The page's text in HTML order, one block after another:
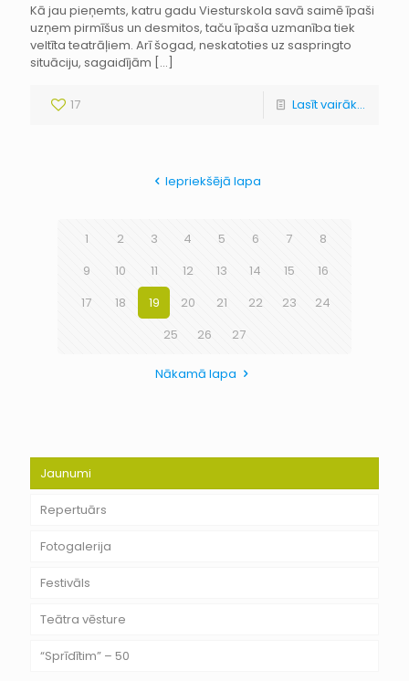
Kā jau pieņemts, katru gadu Viesturskola savā saimē īpaši
uzņem pirmīšus un desmitos, taču īpaša uzmanība tiek
veltīta teatrāļiem. Arī šogad, neskatoties uz saspringto
situāciju, sagaidījām […]
17 Lasīt vairāk...
Iepriekšējā lapa
1 2 3 4 5 6 7
8
9
10 11 12 13 14 15
16
17
18 19 20 21 22 23
24
25
26 27
Nākamā lapa
Jaunumi
Repertuārs
Fotogalerija
Festivāls
Teātra vēsture
“Sprīdītim” – 50